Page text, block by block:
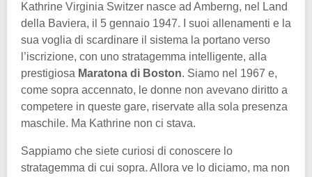
Kathrine Virginia Switzer nasce ad Amberng, nel Land
della Baviera, il 5 gennaio 1947. I suoi allenamenti e la
sua voglia di scardinare il sistema la portano verso
l’iscrizione, con uno stratagemma intelligente, alla
prestigiosa Maratona di Boston. Siamo nel 1967 e,
come sopra accennato, le donne non avevano diritto a
competere in queste gare, riservate alla sola presenza
maschile. Ma Kathrine non ci stava.
Sappiamo che siete curiosi di conoscere lo
stratagemma di cui sopra. Allora ve lo diciamo, ma non